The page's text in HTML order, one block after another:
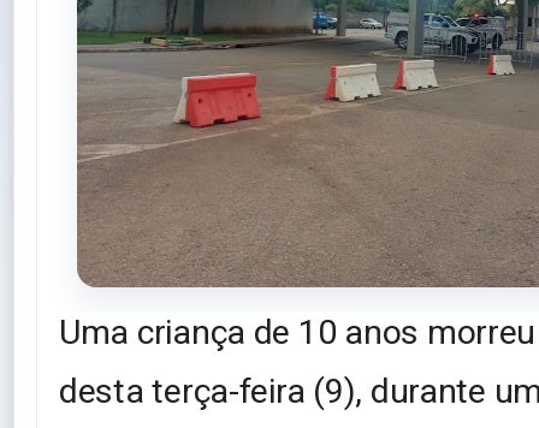
Uma criança de 10 anos
desta terça-feira (9), durante